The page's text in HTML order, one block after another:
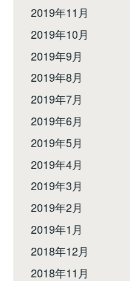
2019年11月
2019年10月
2019年9月
2019年8月
2019年7月
2019年6月
2019年5月
2019年4月
2019年3月
2019年2月
2019年1月
2018年12月
2018年11月